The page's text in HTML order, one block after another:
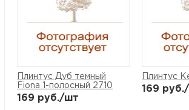
Плинтус Дуб темный
Fiona 1-полосный 2710
169 руб./шт
Плинтус
169